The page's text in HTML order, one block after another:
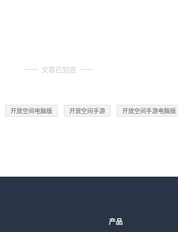
文章已到底
开放空间电脑版 开放空间手游 开放空间手游电脑版
产品